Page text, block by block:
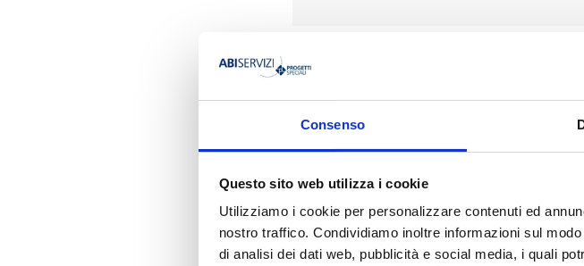
Consenso
Questo sito web utilizza i cookie
Utilizziamo i cookie per personalizzare contenuti ed
nostro traffico. Condividiamo inoltre informazioni sul
di analisi dei dati web, pubblicità e social media, i quali
concreta del principio di proporzionalità e
situazioni compatibili con le ipotesi sottostanti,
per gli intermediari meno sofisticati dal punto
rischi creditiziche non trovano nelle
per gli intermediari di maggiori dimensioni,